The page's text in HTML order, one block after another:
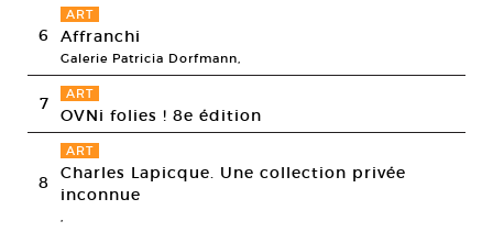
6
ART
Affranchi
Galerie Patricia Dorfmann,
7 ART
OVNi folies ! 8e édition
8
ART
Charles Lapicque. Une collection privée
inconnue
,